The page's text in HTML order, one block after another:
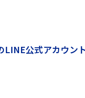
LINE公式アカウン